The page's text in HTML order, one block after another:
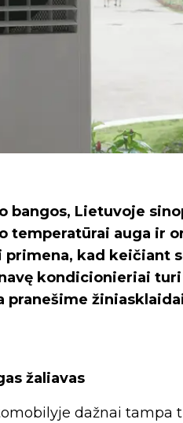
bangos, Lietuvoje
temperatūrai auga ir
kad keičiant
kondicionieriai
žaliavas
dažnai tampa